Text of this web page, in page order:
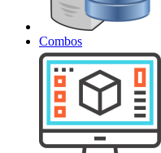
Combos